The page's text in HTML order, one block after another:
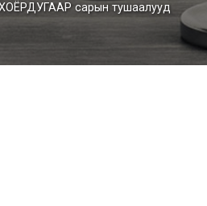
ХОЁРДУГААР сарын тушаалууд